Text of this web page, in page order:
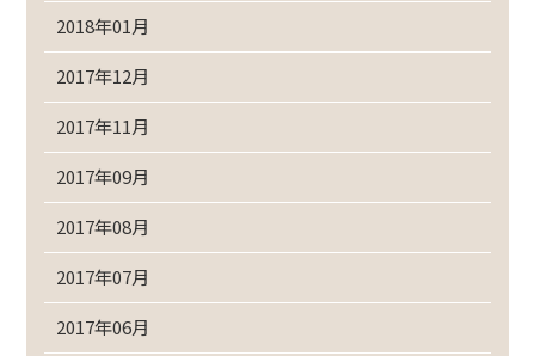
2018年01月
2017年12月
2017年11月
2017年09月
2017年08月
2017年07月
2017年06月